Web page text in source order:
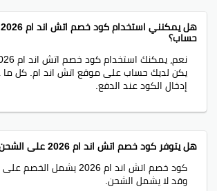
تكون في حالة جديدة. انتبه، أن شروط
حسب العروض.
كيف سأعرف أنه تمت معالجة إرجاعي؟
بعد استلام الشحنة، ستحصل على إشعار
بشرط أنهم استلموا العنصر.
ما هي ميزات برنامج الولاء لـ اتش اند ام؟
أسهل طريقة لتقليل مصاريفك في اتش
حساب؟
يكن لديك حساب على موقع اتش اند ام. كل
إدخال الكود عند الدفع.
هل يتوفر كود خصم اتش اند ام 2026 على الشحن؟
كود خصم اتش اند ام 2026
وقد لا يشمل الشحن.